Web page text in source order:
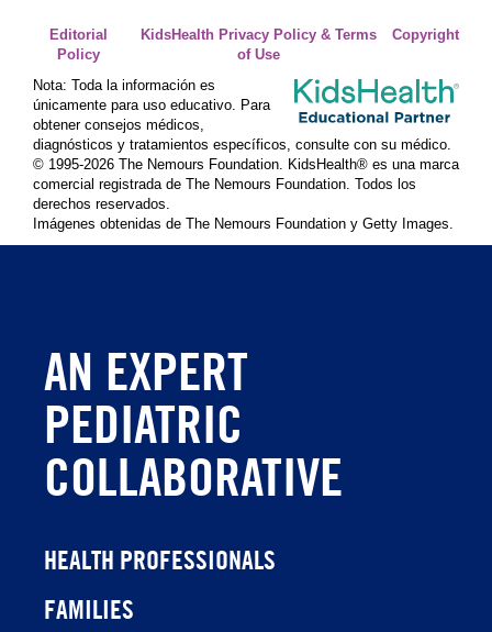
Editorial
Policy
KidsHealth Privacy Policy & Terms
of Use
Copyright
Nota: Toda la información es
únicamente para uso educativo. Para
obtener consejos médicos,
diagnósticos y tratamientos específicos, consulte con su médico.
© 1995-2026 The Nemours Foundation. KidsHealth® es una marca
comercial registrada de The Nemours Foundation. Todos los
derechos reservados.
Imágenes obtenidas de The Nemours Foundation y Getty Images.
AN EXPERT
PEDIATRIC
COLLABORATIVE
HEALTH PROFESSIONALS
FAMILIES